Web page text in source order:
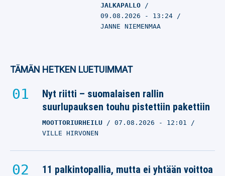
JALKAPALLO
09.08.2026 - 13:24
JANNE NIEMENMAA
TÄMÄN HETKEN LUETUIMMAT
Nyt riitti – suomalaisen rallin
suurlupauksen touhu pistettiin pakettiin
MOOTTORIURHEILU 07.08.2026 - 12:01
VILLE HIRVONEN
11 palkintopallia, mutta ei yhtään voittoa